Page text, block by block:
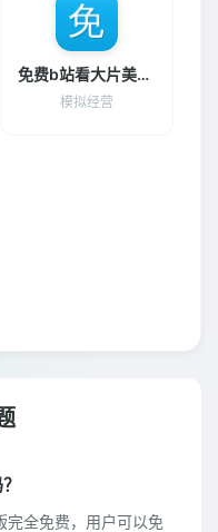
免费b站看大片美女直播
模拟经营
完全免费，用户可以免